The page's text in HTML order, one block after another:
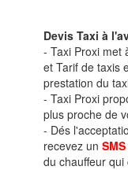
Devis Taxi à
- Taxi Proxi met
et Tarif de taxis
prestation du
- Taxi Proxi
plus proche de
- Dés
recevez un SMS
du chauffeur